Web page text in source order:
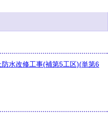
水改修工事(補第5工区)(単第6